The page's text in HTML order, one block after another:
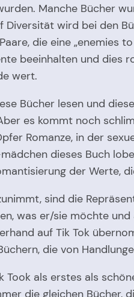
Manche Bücher
Diversität wird bei den
die eine „enemies
beeinhalten und dies
wert.
Bücher lesen und
es kommt noch
Romanze, in der
dieses Buch
der Werte,
sind die
was er/sie möchte
auf Tik Tok
die von
Took als erstes als
die gleichen Bücher,